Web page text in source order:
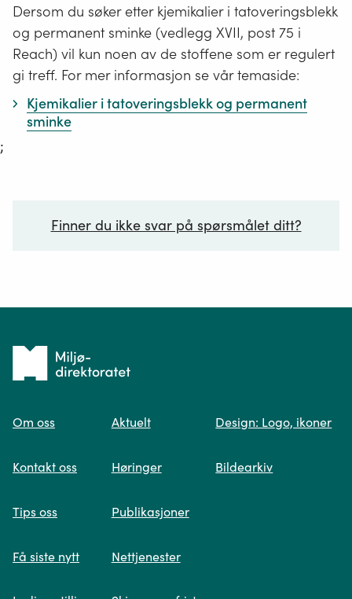
Dersom du søker etter kjemikalier i tatoveringsblekk
og permanent sminke (vedlegg XVII, post 75 i
Reach) vil kun noen av de stoffene som er regulert
gi treff. For mer informasjon se vår temaside:
Kjemikalier i tatoveringsblekk og permanent
sminke
;
Finner du ikke svar på spørsmålet ditt?
Spør oss
søk og viser deg vår mest relevante
Tilbake
forsiden
Om oss
Kontakt oss
Tips oss
Få siste nytt
Aktuelt
Høringer
Publikasjoner
Nettjenester
Design: Logo, ikoner
Bildearkiv